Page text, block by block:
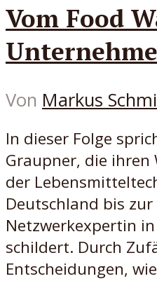
Vom Food
Von Markus
In dieser Folge
Graupner, die ihren
der
Deutschland bis
Netzwerkexpertin in
schildert. Durch
Entscheidungen,